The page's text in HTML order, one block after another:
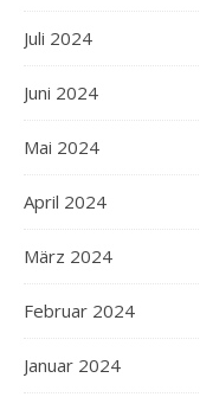
Juli 2024
Juni 2024
Mai 2024
April 2024
März 2024
Februar 2024
Januar 2024